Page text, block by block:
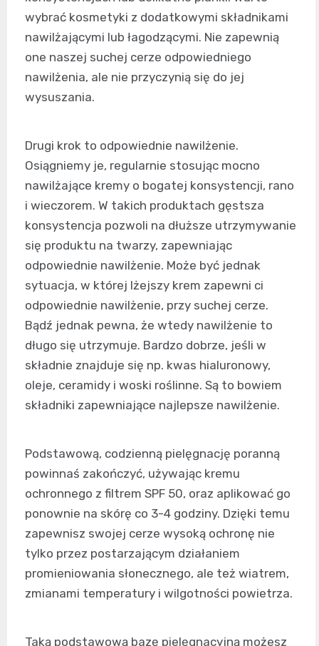
wybrać kosmetyki z dodatkowymi składnikami
nawilżającymi lub łagodzącymi. Nie zapewnią
one naszej suchej cerze odpowiedniego
nawilżenia, ale nie przyczynią się do jej
wysuszania.
Drugi krok to odpowiednie nawilżenie.
Osiągniemy je, regularnie stosując mocno
nawilżające kremy o bogatej konsystencji, rano
i wieczorem. W takich produktach gęstsza
konsystencja pozwoli na dłuższe utrzymywanie
się produktu na twarzy, zapewniając
odpowiednie nawilżenie. Może być jednak
sytuacja, w której lżejszy krem zapewni ci
odpowiednie nawilżenie, przy suchej cerze.
Bądź jednak pewna, że wtedy nawilżenie to
długo się utrzymuje. Bardzo dobrze, jeśli w
składnie znajduje się np. kwas hialuronowy,
oleje, ceramidy i woski roślinne. Są to bowiem
składniki zapewniające najlepsze nawilżenie.
Podstawową, codzienną pielęgnację poranną
powinnaś zakończyć, używając kremu
ochronnego z filtrem SPF 50, oraz aplikować go
ponownie na skórę co 3-4 godziny. Dzięki temu
zapewnisz swojej cerze wysoką ochronę nie
tylko przez postarzającym działaniem
promieniowania słonecznego, ale też wiatrem,
zmianami temperatury i wilgotności powietrza.
Taką podstawową bazę pielęgnacyjną możesz